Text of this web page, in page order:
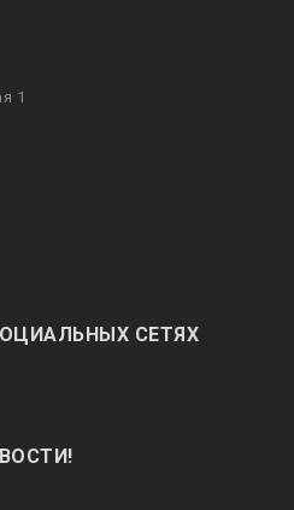
1
СЕТЯХ